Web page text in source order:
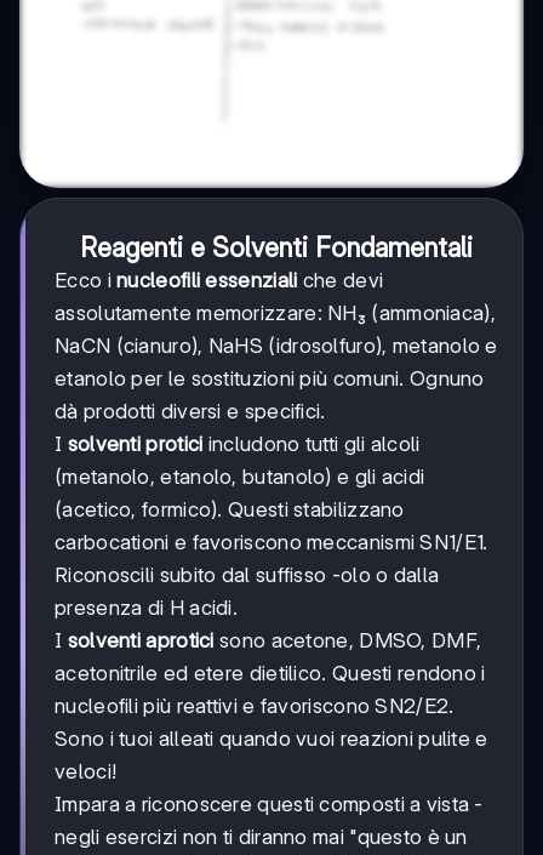
Reagenti e Solventi Fondamentali
Ecco inucleofili essenziali che devi
assolutamente memorizzare: NH₃ (ammoniaca),
NaCN (cianuro), NaHS (idrosolfuro), metanolo e
etanolo per le sostituzioni più comuni. Ognuno
dà prodotti diversi e specifici.
I solventi protici includono tutti gli alcoli
(metanolo, etanolo, butanolo) e gli acidi
(acetico, formico). Questi stabilizzano
carbocationi e favoriscono meccanismi SN1/E1.
Riconoscili subito dal suffisso -olo o dalla
presenza di H acidi.
I solventi aprotici sono acetone, DMSO, DMF,
acetonitrile ed etere dietilico. Questi rendono i
nucleofili più reattivi e favoriscono SN2/E2.
Sono i tuoi alleati quando vuoi reazioni pulite e
veloci!
Impara a riconoscere questi composti a vista -
negli esercizi non ti diranno mai "questo è un